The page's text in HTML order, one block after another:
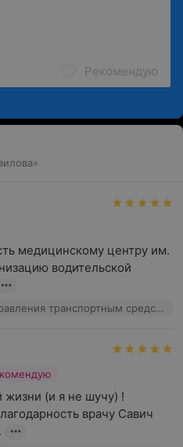
Рекомендую
»
медицинскому центру им.
водительской
Оформление справки для управления транспортным средством
(и я не шучу) !